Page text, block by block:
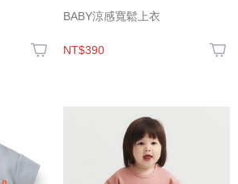
BABY涼感寬鬆上衣
NT$390